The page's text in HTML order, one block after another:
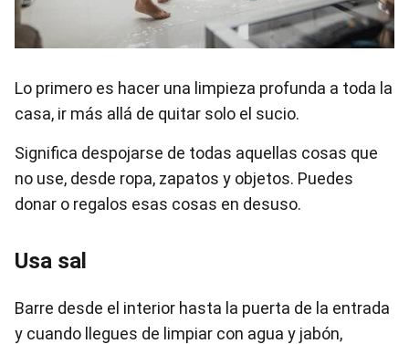
Lo primero es hacer una limpieza profunda a toda la
casa, ir más allá de quitar solo el sucio.
Significa despojarse de todas aquellas cosas que
no use, desde ropa, zapatos y objetos. Puedes
donar o regalos esas cosas en desuso.
Usa sal
Barre desde el interior hasta la puerta de la entrada
y cuando llegues de limpiar con agua y jabón,